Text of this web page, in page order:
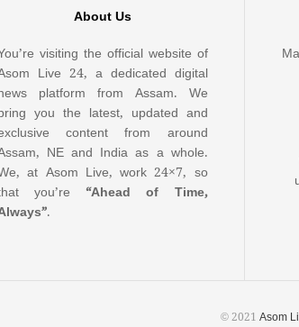
About Us
visiting the official website of
Live 24, a dedicated digital
platform from Assam. We
you the latest, updated and
content from around
NE and India as a whole.
at Asom Live, work 24×7, so
you’re“Ahead of Time,
.
© 2021 Asom